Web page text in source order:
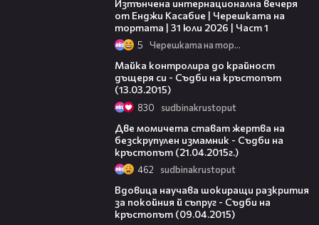
Изтънчена интернационална вечеря
от Енджи Касабие | Черешката на
тортата | 31 юли 2026 | Част 1
5 Черешката на тортата
Майка контролира до крайност
дъщеря си - Съдби на кръстопът
(13.03.2015)
830 sudbinakrustoput
Две момичета стават жертва на
безскрупулен измамник - Съдби на
кръстопът (21.04.2015г.)
462 sudbinakrustoput
Вдовица научава шокиращи разкрития
за покойния й съпруг - Съдби на
кръстопът (09.04.2015)